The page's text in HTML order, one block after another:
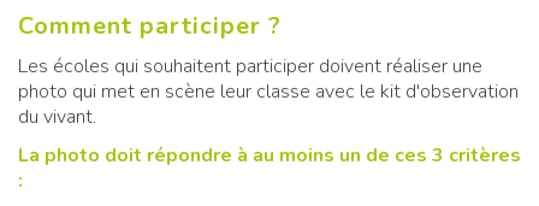
Comment participer ?
Les écoles qui souhaitent participer doivent réaliser une
photo qui met en scène leur classe avec le kit d'observation
du vivant.
La photo doit répondre à au moins un de ces 3 critères
: